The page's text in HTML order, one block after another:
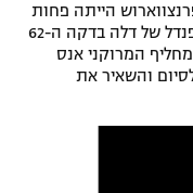
במשך 90 הדקות. פרנצווארוש הייתה פחות
מסוכנת מהקבוצה של רפא בניטס, אבל פנדל של דלה בדקה ה-62
המרוקני אנס
והשאיר את